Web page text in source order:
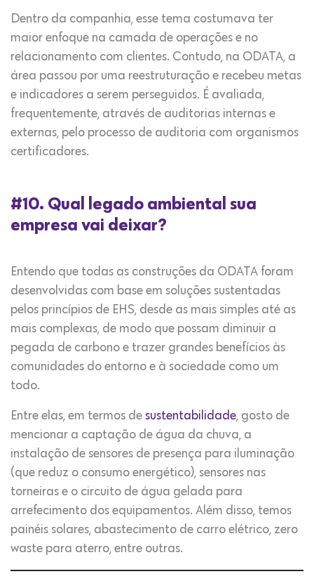
Dentro da companhia, esse tema costumava ter
maior enfoque na camada de operações e no
relacionamento com clientes. Contudo, na ODATA, a
área passou por uma reestruturação e recebeu metas
e indicadores a serem perseguidos. É avaliada,
frequentemente, através de auditorias internas e
externas, pelo processo de auditoria com organismos
certificadores.
#10. Qual legado ambiental sua
empresa vai deixar?
Entendo que todas as construções da ODATA foram
desenvolvidas com base em soluções sustentadas
pelos princípios de EHS, desde as mais simples até as
mais complexas, de modo que possam diminuir a
pegada de carbono e trazer grandes benefícios às
comunidades do entorno e à sociedade como um
todo.
Entre elas, em termos de sustentabilidade, gosto de
mencionar a captação de água da chuva, a
instalação de sensores de presença para iluminação
(que reduz o consumo energético), sensores nas
torneiras e o circuito de água gelada para
arrefecimento dos equipamentos. Além disso, temos
painéis solares, abastecimento de carro elétrico, zero
waste para aterro, entre outras.